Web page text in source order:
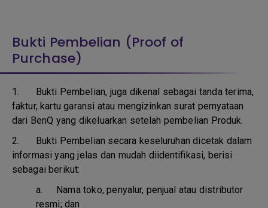
Bukti Pembelian (Proof of
Purchase)
1. Bukti Pembelian, juga dikenal sebagai tanda terima,
faktur, kartu garansi atau mengizinkan surat pernyataan
dari BenQ yang dikeluarkan setelah pembelian Produk.
2. Bukti Pembelian secara keseluruhan dicetak dalam
informasi yang jelas dan mudah diidentifikasi, berisi
sebagai berikut:
a. Nama toko, penyalur, penjual atau distributor
resmi; dan